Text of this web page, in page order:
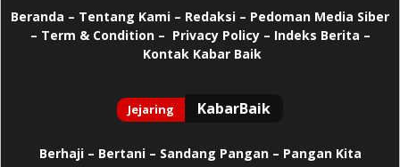
Beranda – Tentang Kami – Redaksi – Pedoman Media Siber
– Term & Condition – Privacy Policy– Indeks Berita –
Kontak Kabar Baik
Berhaji– Bertani – Sandang Pangan – Pangan Kita